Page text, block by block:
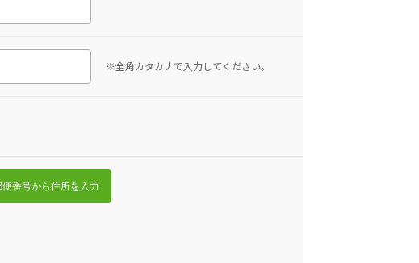
※全角カタカナで入力してください。